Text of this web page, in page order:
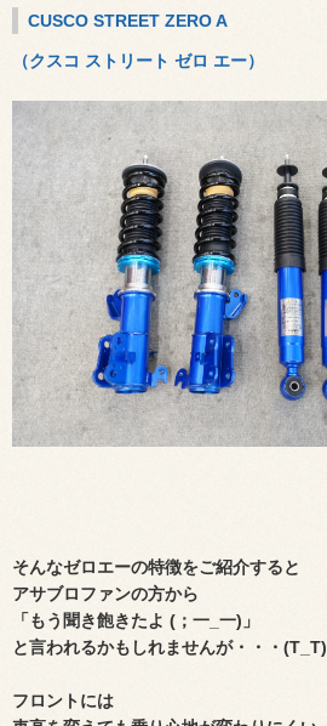
CUSCO STREET ZERO A
（クスコ ストリート ゼロ エー）
そんなゼロエーの特徴をご紹介すると
アサブロファンの方から
「もう聞き飽きたよ (；一_一)」
と言われるかもしれませんが・・・(T_T)
フロントには